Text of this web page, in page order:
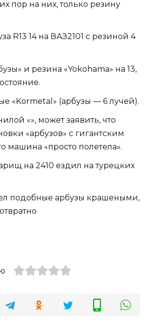
пор на них, только резину
R13 14 на ВАЗ2101 с резиной 4
и резина «Yokohama» на 13,
«Kormetal» (арбузы — 6 лучей).
«», может заявить, что
«арбузов» с гигантским
машина «просто полетела».
на 2410 ездил на турецких
подобные арбузы крашеными,